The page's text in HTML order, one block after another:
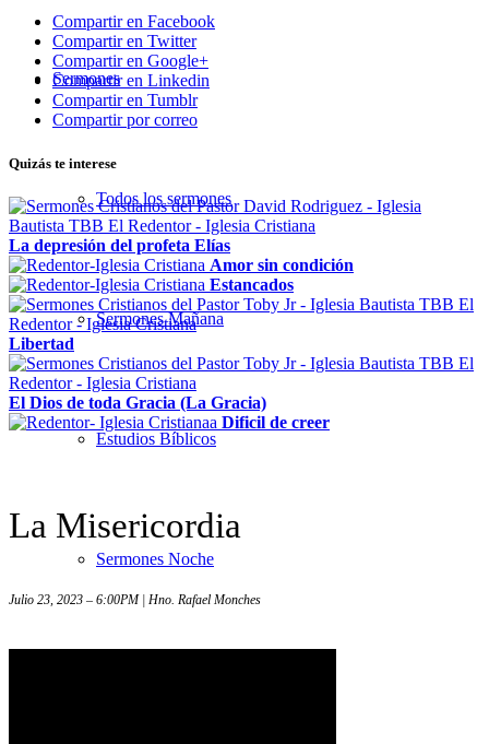
Sermones
Todos los sermones
Sermones Mañana
Estudios Bíblicos
Sermones Noche
Compartir en Facebook
Compartir en Twitter
Compartir en Google+
Compartir en Linkedin
Compartir en Tumblr
Compartir por correo
Quizás te interese
La depresión del profeta Elías
Amor sin condición
Estancados
Libertad
El Dios de toda Gracia (La Gracia)
Dificil de creer
La Misericordia
Julio 23, 2023 – 6:00PM | Hno. Rafael Monches